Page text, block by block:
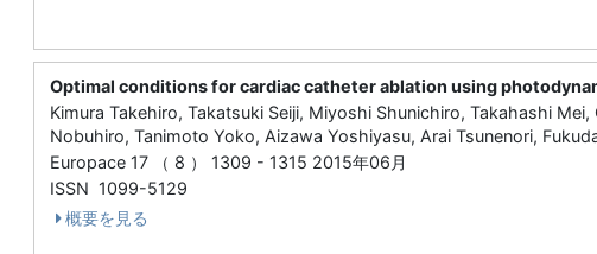
Optimal conditions for cardiac catheter ablation using
Kimura Takehiro, Takatsuki Seiji, Miyoshi Shunichiro, Takahashi
Nobuhiro, Tanimoto Yoko, Aizawa Yoshiyasu, Arai Tsunenori,
Europace 17 （ 8 ） 1309 - 1315 2015年06月
ISSN 1099-5129
概要を見る